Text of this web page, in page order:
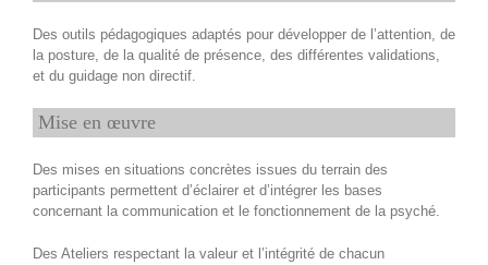
Des outils pédagogiques adaptés pour développer de l’attention, de
la posture, de la qualité de présence, des différentes validations,
et du guidage non directif.
Mise en œuvre
Des mises en situations concrètes issues du terrain des
participants permettent d’éclairer et d’intégrer les bases
concernant la communication et le fonctionnement de la psyché.
Des Ateliers respectant la valeur et l’intégrité de chacun